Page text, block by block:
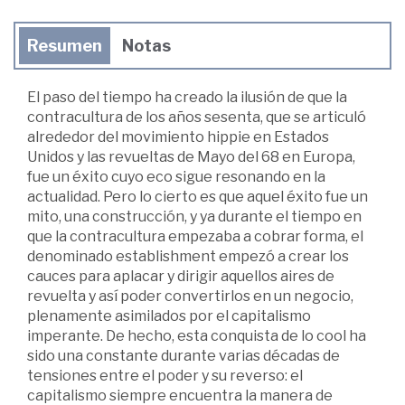
Resumen Notas
El paso del tiempo ha creado la ilusión de que la
contracultura de los años sesenta, que se articuló
alrededor del movimiento hippie en Estados
Unidos y las revueltas de Mayo del 68 en Europa,
fue un éxito cuyo eco sigue resonando en la
actualidad. Pero lo cierto es que aquel éxito fue un
mito, una construcción, y ya durante el tiempo en
que la contracultura empezaba a cobrar forma, el
denominado establishment empezó a crear los
cauces para aplacar y dirigir aquellos aires de
revuelta y así poder convertirlos en un negocio,
plenamente asimilados por el capitalismo
imperante. De hecho, esta conquista de lo cool ha
sido una constante durante varias décadas de
tensiones entre el poder y su reverso: el
capitalismo siempre encuentra la manera de